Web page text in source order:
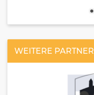
WEITERE PARTNER